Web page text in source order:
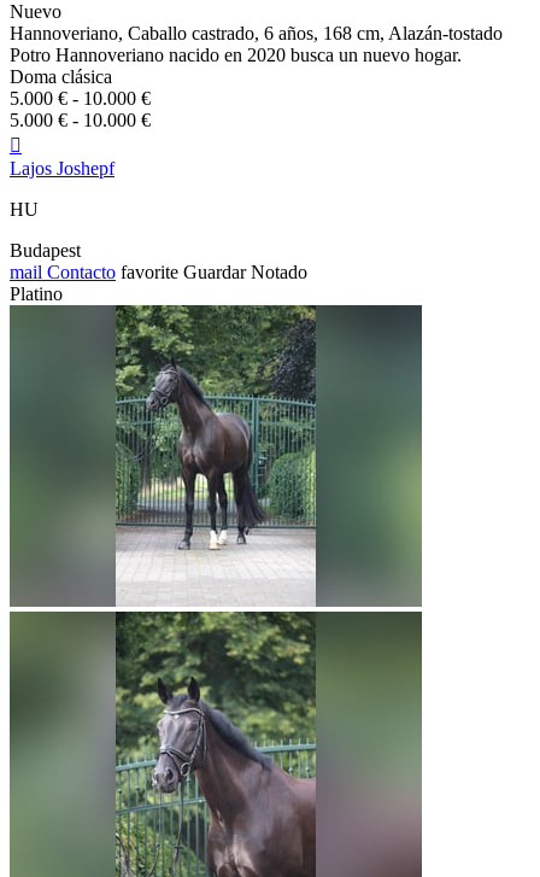
Nuevo
Hannoveriano, Caballo castrado, 6 años, 168 cm, Alazán-tostado
Potro Hannoveriano nacido en 2020 busca un nuevo hogar.
Doma clásica
5.000 € - 10.000 €
5.000 € - 10.000 €

Lajos Joshepf
HU
Budapest
mail Contacto favorite Guardar Notado
Platino